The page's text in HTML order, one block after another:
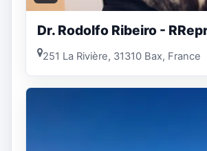
Dr. Rodolfo Ribeiro -
251 La Rivière, 31310 Bax, France